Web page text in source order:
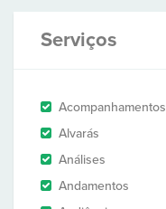
Serviços
Acompanhamentos
Alvarás
Análises
Andamentos